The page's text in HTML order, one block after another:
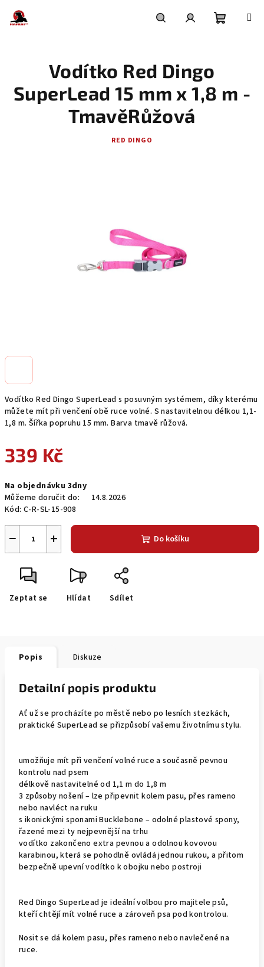
obsah
Vodítko Red Dingo SuperLead s posuvným systémem, díky kterému
můžete mít při venčení obě ruce volné. S nastavitelnou délkou 1,1-
1,8 m. Šířka popruhu 15 mm. Barva tmavě růžová.
339 Kč
cena:
Na objednávku 3dny
Můžeme doručit do:
14.8.2026
Kód: C-R-SL-15-908
+
− Do košíku
Zeptat se Hlídat Sdílet
Vodítko Red Dingo
SuperLead 15 mm x 1,8 m -
TmavěRůžová
RED DINGO
Popis Diskuze
Detailní popis produktu
Ať už se procházíte po městě nebo po lesních stezkách,
praktické SuperLead se přizpůsobí vašemu životnímu stylu.
umožňuje mít při venčení volné ruce a současně pevnou
kontrolu nad psem
délkově nastavitelné od 1,1 m do 1,8 m
3 způsoby nošení – lze připevnit kolem pasu, přes rameno
nebo navléct na ruku
s ikonickými sponami Bucklebone – odolné plastové spony,
řazené mezi ty nejpevnější na trhu
vodítko zakončeno extra pevnou a odolnou kovovou
karabinou, která se pohodlně ovládá jednou rukou, a přitom
bezpečně upevní vodítko k obojku nebo postroji
Red Dingo SuperLead je ideální volbou pro majitele psů,
kteří chtějí mít volné ruce a zároveň psa pod kontrolou.
Nosit se dá kolem pasu, přes rameno nebo navlečené na
ruce.